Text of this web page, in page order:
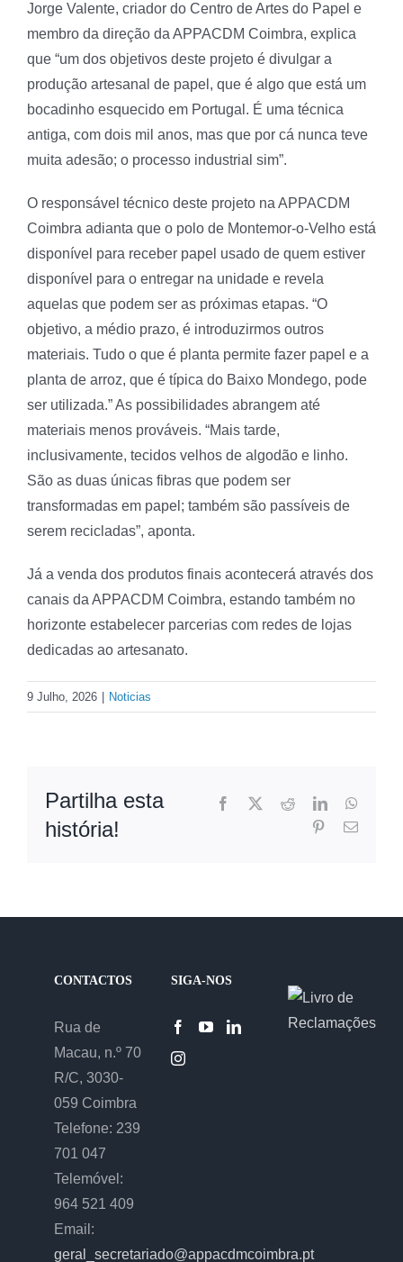
Jorge Valente, criador do Centro de Artes do Papel e
membro da direção da APPACDM Coimbra, explica
que “um dos objetivos deste projeto é divulgar a
produção artesanal de papel, que é algo que está um
bocadinho esquecido em Portugal. É uma técnica
antiga, com dois mil anos, mas que por cá nunca teve
muita adesão; o processo industrial sim”.
O responsável técnico deste projeto na APPACDM
Coimbra adianta que o polo de Montemor-o-Velho está
disponível para receber papel usado de quem estiver
disponível para o entregar na unidade e revela
aquelas que podem ser as próximas etapas. “O
objetivo, a médio prazo, é introduzirmos outros
materiais. Tudo o que é planta permite fazer papel e a
planta de arroz, que é típica do Baixo Mondego, pode
ser utilizada.” As possibilidades abrangem até
materiais menos prováveis. “Mais tarde,
inclusivamente, tecidos velhos de algodão e linho.
São as duas únicas fibras que podem ser
transformadas em papel; também são passíveis de
serem recicladas”, aponta.
Já a venda dos produtos finais acontecerá através dos
canais da APPACDM Coimbra, estando também no
horizonte estabelecer parcerias com redes de lojas
dedicadas ao artesanato.
9 Julho, 2026 Noticias
Partilha esta
história!
Facebook RedditLinkedIn
PinterestEmail
CONTACTOS
Rua de
Macau, n.º 70
R/C, 3030-
059 Coimbra
Telefone: 239
701 047
Telemóvel:
964 521 409
Email:
geral_secretariado@appacdmcoimbra.pt
SIGA-NOS